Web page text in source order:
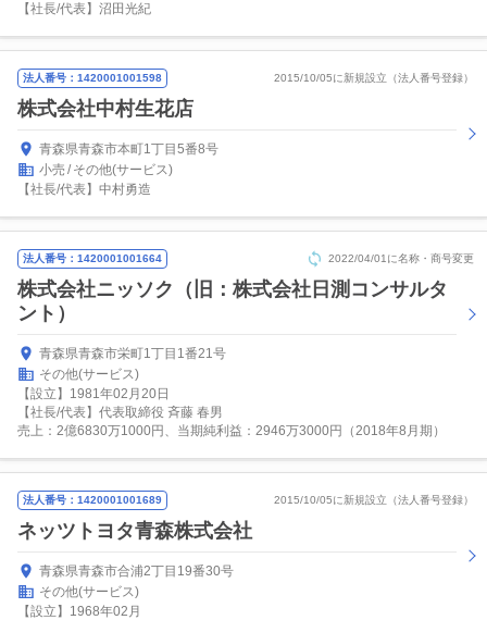
【社長/代表】沼田光紀
法人番号：1420001001598 2015/10/05に新規設立（法人番号登録）
株式会社中村生花店
青森県青森市本町1丁目5番8号
小売
その他(サービス)
【社長/代表】中村勇造
法人番号：1420001001664 2022/04/01に名称・商号変更
株式会社ニッソク（旧：株式会社日測コンサルタ
ント）
青森県青森市栄町1丁目1番21号
その他(サービス)
【設立】1981年02月20日
【社長/代表】代表取締役 斉藤 春男
売上：2億6830万1000円、当期純利益：2946万3000円（2018年8月期）
法人番号：1420001001689 2015/10/05に新規設立（法人番号登録）
ネッツトヨタ青森株式会社
青森県青森市合浦2丁目19番30号
その他(サービス)
【設立】1968年02月